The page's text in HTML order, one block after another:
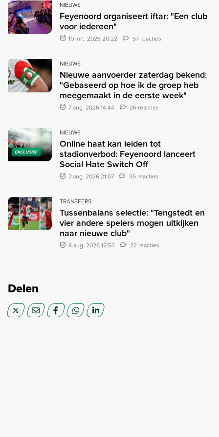
NIEUWS
Feyenoord organiseert iftar: "Een club
voor iedereen"
10 mrt. 2026 20:22 57 reacties
NIEUWS
Nieuwe aanvoerder zaterdag bekend:
"Gebaseerd op hoe ik de groep heb
meegemaakt in de eerste week"
7 aug. 2026 14:44 26 reacties
EXCLUSIEF
NIEUWS
Online haat kan leiden tot
stadionverbod: Feyenoord lanceert
Social Hate Switch Off
7 aug. 2026 21:07 35 reacties
TRANSFERS
Tussenbalans selectie: "Tengstedt en
vier andere spelers mogen uitkijken
naar nieuwe club"
8 aug. 2026 12:53 22 reacties
Delen